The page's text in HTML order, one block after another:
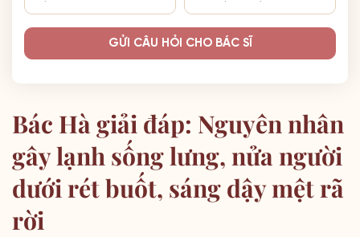
GỬI CÂU HỎI CHO BÁC SĨ
Bác Hà giải đáp: Nguyên nhân
gây lạnh sống lưng, nửa người
dưới rét buốt, sáng dậy mệt rã
rời